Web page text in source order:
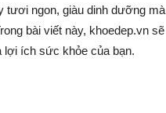
tươi ngon, giàu dinh dưỡng mà
bài viết này, khoedep.vn sẽ
lợi ích sức khỏe của bạn.